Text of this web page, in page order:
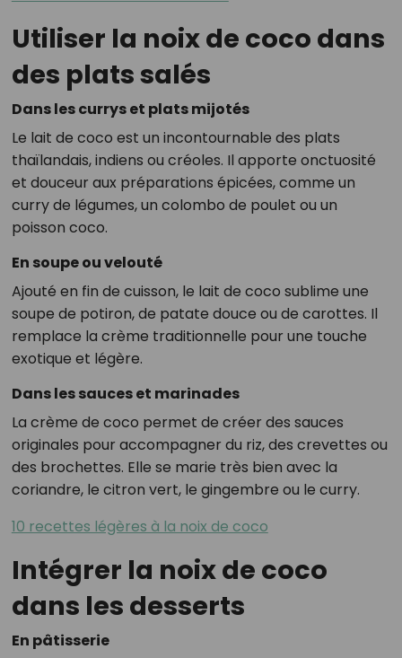
Utiliser la noix de coco dans
des plats salés
Dans les currys et plats mijotés
Le lait de coco est un incontournable des plats
thaïlandais, indiens ou créoles. Il apporte onctuosité
et douceur aux préparations épicées, comme un
curry de légumes, un colombo de poulet ou un
poisson coco.
En soupe ou velouté
Ajouté en fin de cuisson, le lait de coco sublime une
soupe de potiron, de patate douce ou de carottes. Il
remplace la crème traditionnelle pour une touche
exotique et légère.
Dans les sauces et marinades
La crème de coco permet de créer des sauces
originales pour accompagner du riz, des crevettes ou
des brochettes. Elle se marie très bien avec la
coriandre, le citron vert, le gingembre ou le curry.
10 recettes légères à la noix de coco
Intégrer la noix de coco
dans les desserts
En pâtisserie